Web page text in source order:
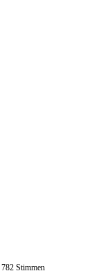
782 Stimmen